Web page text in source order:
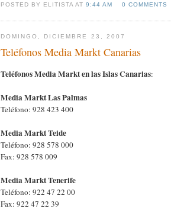
POSTED BY ELITISTA AT9:44 AM 0 COMMENTS
DOMINGO, DICIEMBRE 23, 2007
Teléfonos Media Markt Canarias
Teléfonos Media Markt en las Islas Canarias:
Media Markt Las Palmas
Teléfono: 928 423 400
Media Markt Teide
Teléfono: 928 578 000
Fax: 928 578 009
Media Markt Tenerife
Teléfono: 922 47 22 00
Fax: 922 47 22 39